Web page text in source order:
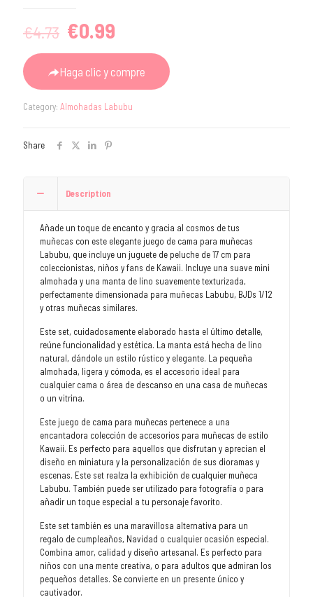
€4.73 Original
price
was:
€4.73.
€0.99
price
is:
€0.99.
Haga clic y compre
Category: Almohadas Labubu
Share
Description
Añade un toque de encanto y gracia al cosmos de tus
muñecas con este elegante juego de cama para muñecas
Labubu, que incluye un juguete de peluche de 17 cm para
coleccionistas, niños y fans de Kawaii. Incluye una suave mini
almohada y una manta de lino suavemente texturizada,
perfectamente dimensionada para muñecas Labubu, BJDs 1/12
y otras muñecas similares.
Este set, cuidadosamente elaborado hasta el último detalle,
reúne funcionalidad y estética. La manta está hecha de lino
natural, dándole un estilo rústico y elegante. La pequeña
almohada, ligera y cómoda, es el accesorio ideal para
cualquier cama o área de descanso en una casa de muñecas
o un vitrina.
Este juego de cama para muñecas pertenece a una
encantadora colección de accesorios para muñecas de estilo
Kawaii. Es perfecto para aquellos que disfrutan y aprecian el
diseño en miniatura y la personalización de sus dioramas y
escenas. Este set realza la exhibición de cualquier muñeca
Labubu. También puede ser utilizado para fotografía o para
añadir un toque especial a tu personaje favorito.
Este set también es una maravillosa alternativa para un
regalo de cumpleaños, Navidad o cualquier ocasión especial.
Combina amor, calidad y diseño artesanal. Es perfecto para
niños con una mente creativa, o para adultos que admiran los
pequeños detalles. Se convierte en un presente único y
cautivador.